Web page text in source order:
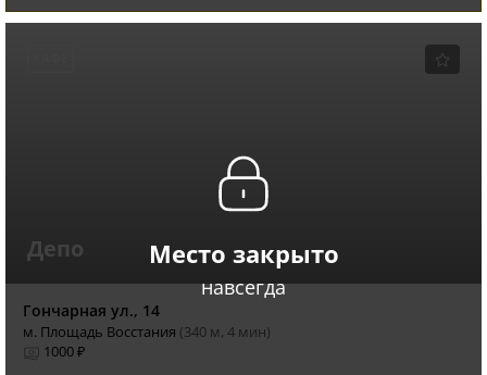
Место закрыто
навсегда
Депо
Гончарная ул., 14
м. Площадь Восстания (340 м, 4 мин)
1000 ₽